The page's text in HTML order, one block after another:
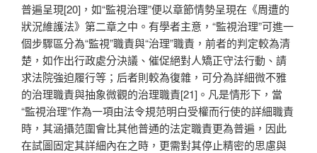
普遍呈現[20]，如“監視治理”便以章節情勢呈現在《周遭的
狀況維護法》第二章之中。有學者主意，“監視治理”可進一
個步驟區分為“監視”職責與“治理”職責，前者的判定較為清
楚，如作出行政處分決議、催促絕對人矯正守法行動、請
求法院強迫履行等；后者則較為復雜，可分為詳細微不雅
的治理職責與抽象微觀的治理職責[21]。凡是情形下，當
“監視治理”作為一項由法令規范明白受權而行使的詳細職責
時，其涵攝范圍會比其他普通的法定職責更為普遍，因此
在試圖固定其詳細內在之時，更需對其停止精密的思慮與